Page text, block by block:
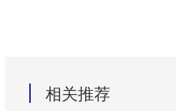
相关推荐